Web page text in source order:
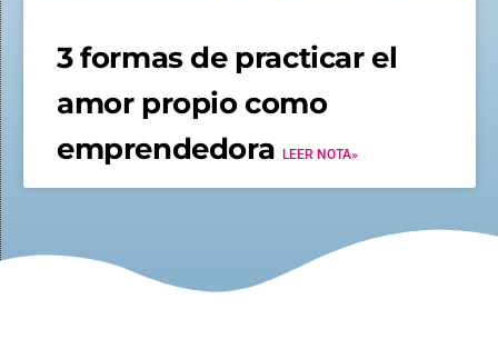
3 formas de practicar el
amor propio como
emprendedora LEER NOTA»